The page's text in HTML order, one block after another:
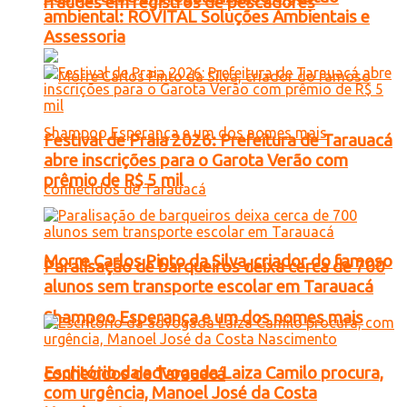
Morre Carlos Pinto da Silva, criador do famoso
Shampoo Esperança e um dos nomes mais
conhecidos de Tarauacá
ambiental: ROVITAL Soluções Ambientais e
Assessoria
Festival de Praia 2026: Prefeitura de Tarauacá
abre inscrições para o Garota Verão com
prêmio de R$ 5 mil
Paralisação de barqueiros deixa cerca de 700
alunos sem transporte escolar em Tarauacá
Escritório da advogada Laiza Camilo procura,
com urgência, Manoel José da Costa